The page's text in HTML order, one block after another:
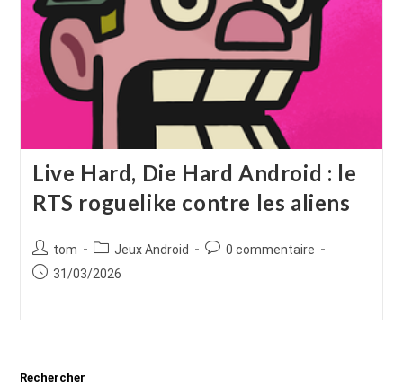
Live Hard, Die Hard Android : le
RTS roguelike contre les aliens
Auteur/autrice
de
tom
Post
category:
Jeux Android
Commentaires
0 commentaire
Publication
31/03/2026
Rechercher